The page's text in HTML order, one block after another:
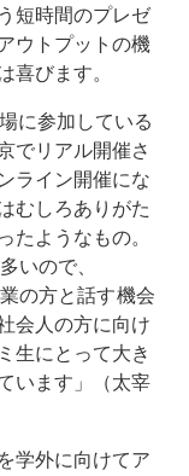
短時間のプレゼ
ウトプットの機
びます。
に参加している
でリアル開催さ
ライン開催にな
むしろありがた
たようなもの。
いので、
の方と話す機会
会人の方に向け
生にとって大き
います」（太宰
学外に向けてア